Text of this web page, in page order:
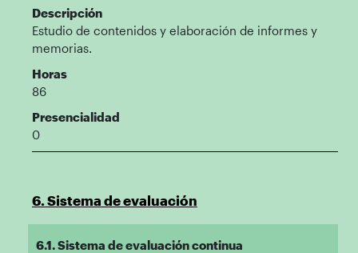
Descripción
Estudio de contenidos y elaboración de informes y
memorias.
Horas
86
Presencialidad
0
6. Sistema de evaluación
6.1. Sistema de evaluación continua